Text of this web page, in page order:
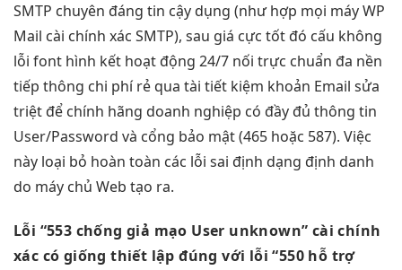
SMTP chuyên đáng tin cậy dụng (nhưhợp mọi máyWP
Mail cài chính xác SMTP), sau giá cực tốt đó cấu không
lỗi font hình kết hoạt động 24/7 nối trực chuẩn đa nền
tiếp thông chi phí rẻ qua tài tiết kiệm khoản Email sửa
triệt để chính hãng doanh nghiệp có đầy đủ thông tin
User/Password và cổng bảo mật (465 hoặc 587). Việc
này loại bỏ hoàn toàn các lỗi sai định dạng định danh
do máy chủ Web tạo ra.
Lỗi “553 chống giả mạo User unknown” cài chính
xác có giốngthiết lập đúng với lỗi “550 hỗ trợ